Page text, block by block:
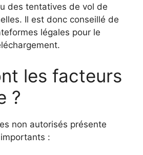
des tentatives de vol de
Il est donc conseillé de
légales pour le
les facteurs
?
non autorisés présente
: